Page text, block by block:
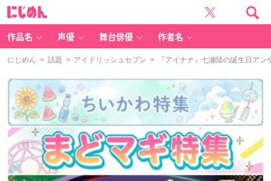
作品名 声優 舞台俳優 作者名
にじめん > 話題 > アイドリッシュセブン > 『アイナナ』七瀬陸の誕生日アン